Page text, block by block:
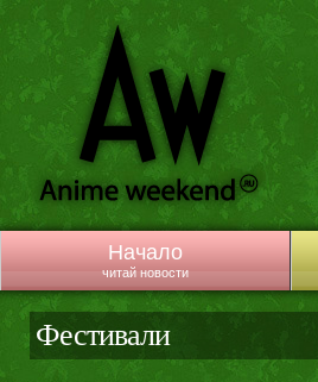
Начало
читай новости
Фестивали